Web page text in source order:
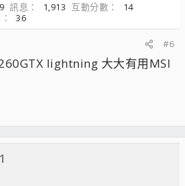
訊息 1,913 互動分數
14
36
#6
lightning 大大有用MSI